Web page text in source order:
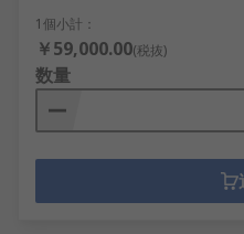
力電圧が変動しません
を繰り返すことがで
1個小計：
￥59,000.00(税抜)
数量